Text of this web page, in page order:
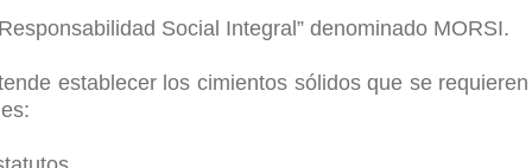
Social Integral” denominado MORSI.
establecer los cimientos sólidos que se